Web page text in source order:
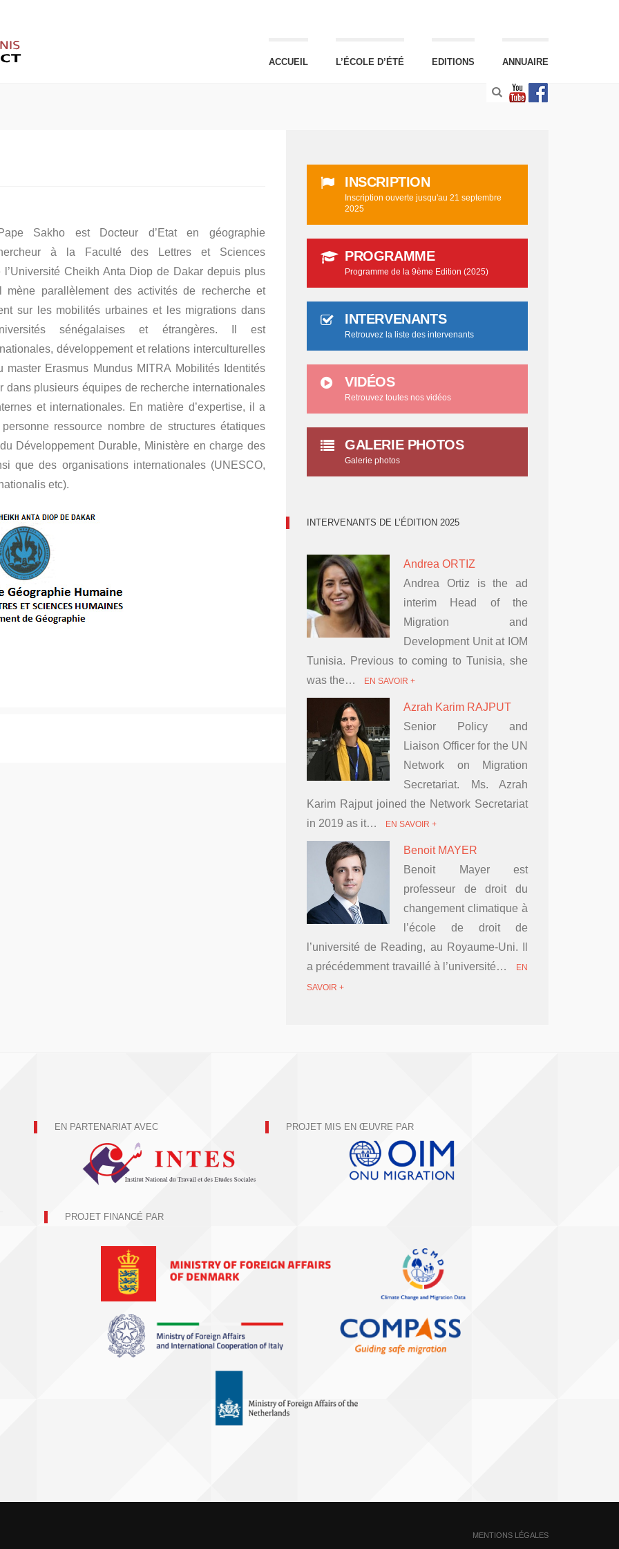
ACCUEIL L’ÉCOLE D’ÉTÉ EDITIONS ANNUAIRE
Sakho est Docteur d’Etat en géographie
à la Faculté des Lettres et Sciences
l’Université Cheikh Anta Diop de Dakar depuis plus
parallèlement des activités de recherche et
sur les mobilités urbaines et les migrations dans
sénégalaises et étrangères. Il est
développement et relations interculturelles
Erasmus Mundus MITRA Mobilités Identités
plusieurs équipes de recherche internationales
et internationales. En matière d’expertise, il a
ressource nombre de structures étatiques
Développement Durable, Ministère en charge des
que des organisations internationales (UNESCO,
etc).
INSCRIPTION
Inscription ouverte jusqu'au 21 septembre
2025
PROGRAMME
Programme de la 9ème Edition (2025)
INTERVENANTS
Retrouvez la liste des intervenants
VIDÉOS
Retrouvez toutes nos vidéos
GALERIE PHOTOS
Galerie photos
INTERVENANTS DE L’ÉDITION 2025
Andrea ORTIZ
Andrea Ortiz is the ad
interim Head of the
Migration and
Development Unit at IOM
Tunisia. Previous to coming to Tunisia, she
was the…
EN SAVOIR +
Azrah Karim RAJPUT
Senior Policy and
Liaison Officer for the UN
Network on Migration
Secretariat. Ms. Azrah
Karim Rajput joined the Network Secretariat
in 2019 as it…
EN SAVOIR +
Benoit MAYER
Benoit Mayer est
professeur de droit du
changement climatique à
l’école de droit de
l’université de Reading, au Royaume-Uni. Il
a précédemment travaillé à l’université…
EN
SAVOIR +
EN PARTENARIAT AVEC PROJET MIS EN ŒUVRE PAR
PROJET FINANCÉ PAR
MENTIONS LÉGALES